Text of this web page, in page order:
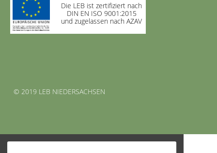
Die LEB ist zertifiziert nach
DIN EN ISO 9001:2015
und zugelassen nach AZAV
© 2019 LEB NIEDERSACHSEN